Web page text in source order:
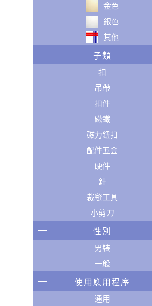
金色
銀色
其他
子類
扣
吊帶
扣件
磁鐵
磁力鈕扣
配件五金
硬件
針
裁縫工具
小剪刀
性別
男裝
一般
使用應用程序
通用